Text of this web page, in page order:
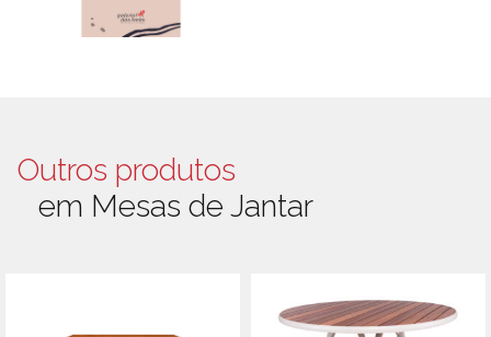
Outros produtos
em Mesas de Jantar